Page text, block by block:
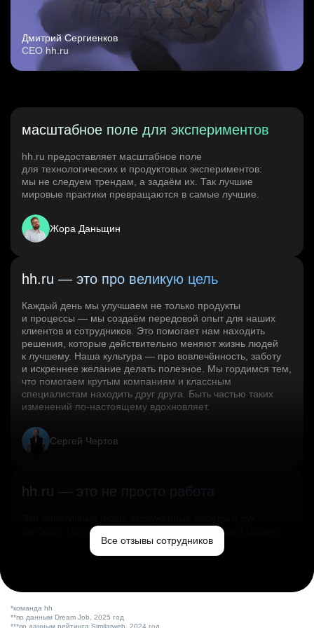
Дмитрий Сергиенков
CEO hh.ru
масштабное поле для экспериментов
hh.ru предоставляет масштабное поле
для технологических и продуктовых экспериментов:
мы не следуем трендам, а задаём их. Так лучшие
мировые практики превращаются в самые лучшие.
Жора Даньщин
hh.ru — это про великую цель
Каждый день мы улучшаем не только продукты
и процессы — мы создаём передовой опыт для наших
клиентов и сотрудников. Это помогает нам находить
решения, которые действительно меняют жизнь людей
к лучшему. Наша культура — про вовлечённость, заботу
и искреннее желание делать полезное. Мы гордимся тем,
что помогаем крутым компаниям и классным
специалистам находить друг друга. Быть частью таких
изменений по‑настоящему вдохновляет.
Сергей Чертов
hh.ru — это не просто работа
свободы. Мы помогаем миру и создаём лучший сервис
по поиску работы в стране.Все отзывы сотрудников
*команда hh
**по данным Dream Job, 2025 год
***по данным рейтинга Similarweb, 2024 год